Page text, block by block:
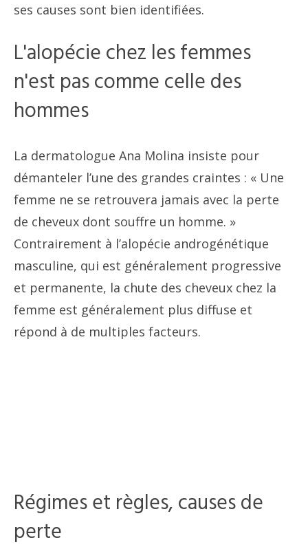
ses causes sont bien identifiées.
L'alopécie chez les femmes
n'est pas comme celle des
hommes
La dermatologue Ana Molina insiste pour
démanteler l’une des grandes craintes : « Une
femme ne se retrouvera jamais avec la perte
de cheveux dont souffre un homme. »
Contrairement à l’alopécie androgénétique
masculine, qui est généralement progressive
et permanente, la chute des cheveux chez la
femme est généralement plus diffuse et
répond à de multiples facteurs.
Régimes et règles, causes de
perte